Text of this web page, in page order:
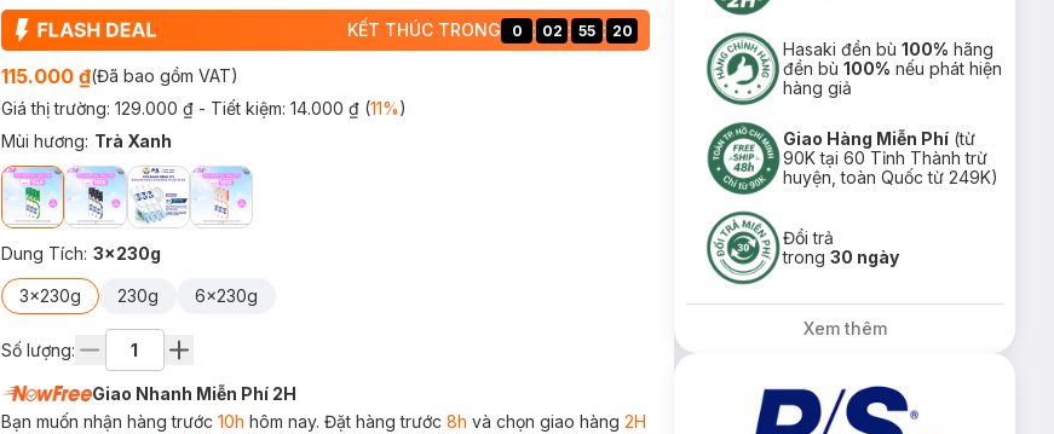
KẾT THÚC TRONG 0 : 02 : 55 : 19
115.000 ₫(Đã bao gồm VAT)
Giá thị trường: 129.000 ₫ - Tiết kiệm: 14.000 ₫(11%)
Mùi hương: Trà Xanh
Dung Tích: 3x230g
3x230g 230g 6x230g
Số lượng:
Giao Nhanh Miễn Phí 2H
Bạn muốn nhận hàng trước 10h hôm nay. Đặt hàng trước 8h và chọn giao hàng 2H
Hasaki đền bù100% hãng
đền bù100% nếu phát hiện
hàng giả
Giao Hàng Miễn Phí (từ
90K tại 60 Tỉnh Thành trừ
huyện, toàn Quốc từ 249K)
Đổi trả
trong30 ngày
Xem thêm